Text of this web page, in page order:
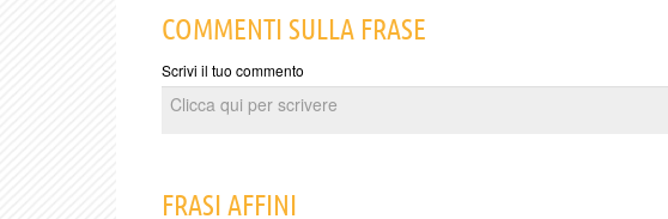
COMMENTI SULLA FRASE
Scrivi il tuo commento
FRASI AFFINI